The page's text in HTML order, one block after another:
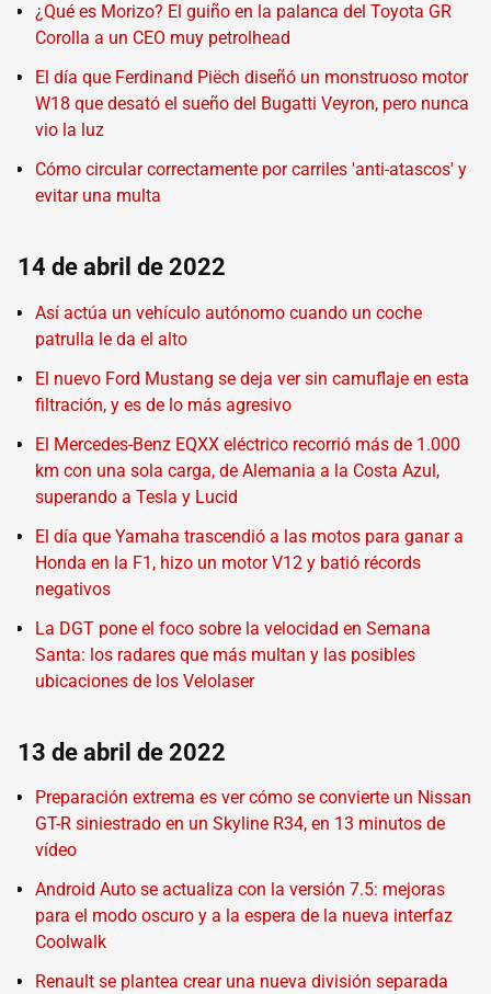
¿Qué es Morizo? El guiño en la palanca del Toyota GR
Corolla a un CEO muy petrolhead
El día que Ferdinand Piëch diseñó un monstruoso motor
W18 que desató el sueño del Bugatti Veyron, pero nunca
vio la luz
Cómo circular correctamente por carriles 'anti-atascos' y
evitar una multa
14 de abril de 2022
Así actúa un vehículo autónomo cuando un coche
patrulla le da el alto
El nuevo Ford Mustang se deja ver sin camuflaje en esta
filtración, y es de lo más agresivo
El Mercedes-Benz EQXX eléctrico recorrió más de 1.000
km con una sola carga, de Alemania a la Costa Azul,
superando a Tesla y Lucid
El día que Yamaha trascendió a las motos para ganar a
Honda en la F1, hizo un motor V12 y batió récords
negativos
La DGT pone el foco sobre la velocidad en Semana
Santa: los radares que más multan y las posibles
ubicaciones de los Velolaser
13 de abril de 2022
Preparación extrema es ver cómo se convierte un Nissan
GT-R siniestrado en un Skyline R34, en 13 minutos de
vídeo
Android Auto se actualiza con la versión 7.5: mejoras
para el modo oscuro y a la espera de la nueva interfaz
Coolwalk
Renault se plantea crear una nueva división separada